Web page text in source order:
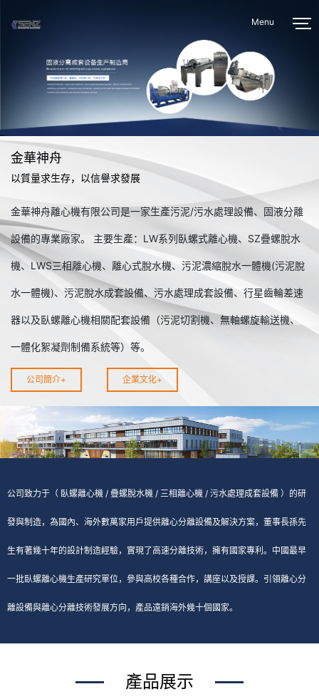
Menu
金華神舟
以質量求生存，以信譽求發展
金華神舟離心機有限公司是一家生產污泥/污水處理設備、固液分離
設備的專業廠家。 主要生產：LW系列臥螺式離心機、SZ疊螺脫水
機、LWS三相離心機、離心式脫水機、污泥濃縮脫水一體機(污泥脫
水一體機)、污泥脫水成套設備、污水處理成套設備、行星齒輪差速
器以及臥螺離心機相關配套設備（污泥切割機、無軸螺旋輸送機、
一體化絮凝劑制備系統等）等。
公司簡介+ 企業文化+
公司致力于（ 臥螺離心機 / 疊螺脫水機 / 三相離心機 / 污水處理成套設備 ）的研
發與制造，為國內、海外數萬家用戶提供離心分離設備及解決方案，董事長孫先
生有著幾十年的設計制造經驗，實現了高速分離技術，擁有國家專利。中國最早
一批臥螺離心機生產研究單位，參與高校各種合作，講座以及授課。引領離心分
離設備與離心分離技術發展方向，產品遠銷海外幾十個國家。
產品展示